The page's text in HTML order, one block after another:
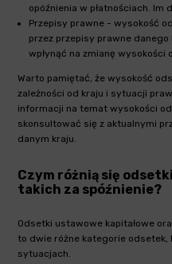
opóźnienia w płatnościach. Im
Przepisy prawne - wysokość
przez przepisy prawne
wpłynąć na zmianę
Warto pamiętać, że wysokość
zależności od kraju i sytuacji
informacji na temat wysokości
skonsultować się z aktualnymi
danym kraju.
Czym różnią się
takich za spóźnienie?
Odsetki ustawowe kapitałowe
to dwie różne kategorie
sytuacjach.